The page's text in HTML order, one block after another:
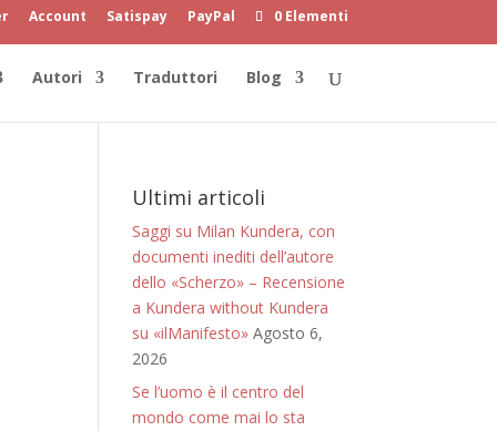
Account Satispay PayPal 0 Elementi
Autori Traduttori Blog
Ultimi articoli
Saggi su Milan Kundera, con
documenti inediti dell’autore
dello «Scherzo» – Recensione
a Kundera without Kundera
su «ilManifesto» Agosto 6,
2026
Se l’uomo è il centro del
mondo come mai lo sta